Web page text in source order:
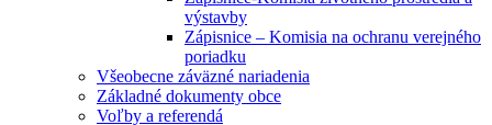
výstavby
Zápisnice – Komisia na ochranu verejného
poriadku
Všeobecne záväzné nariadenia
Základné dokumenty obce
Voľby a referendá